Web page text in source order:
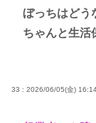
ぼっちはどう
ちゃんと生活
33 : 2026/06/05(金)